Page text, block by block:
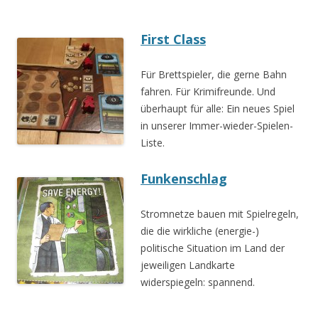
First Class
Für Brettspieler, die gerne Bahn
fahren. Für Krimifreunde. Und
überhaupt für alle: Ein neues Spiel
in unserer Immer-wieder-Spielen-
Liste.
Funkenschlag
Stromnetze bauen mit Spielregeln,
die die wirkliche (energie-)
politische Situation im Land der
jeweiligen Landkarte
widerspiegeln: spannend.